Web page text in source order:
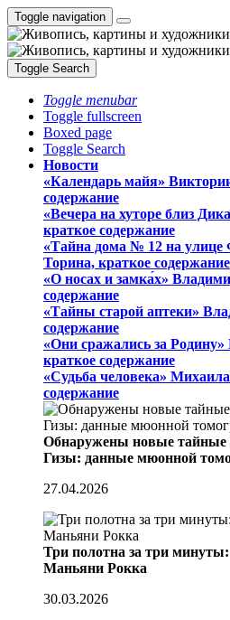
Toggle navigation
Toggle Search
Toggle menubar
Toggle fullscreen
Boxed page
Toggle Search
Новости
«Календарь майя»
содержание
«Вечера на хуторе близ
краткое содержание
«Тайна дома № 12 на улице
Торина, краткое содержание
«О носах и замка́х»
содержание
«Тайны старой аптеки»
содержание
«Они сражались за
краткое содержание
«Судьба человека»
содержание
Обнаружены новые
Гизы: данные мюонной
27.04.2026
Три полотна за три минуты:
Маньяни Рокка
30.03.2026